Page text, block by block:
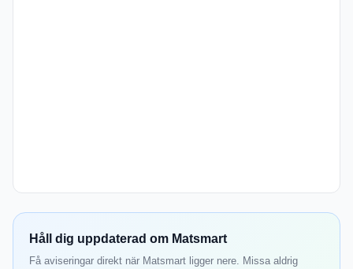
Håll dig uppdaterad om Matsmart
Få aviseringar direkt när Matsmart ligger nere. Missa aldrig